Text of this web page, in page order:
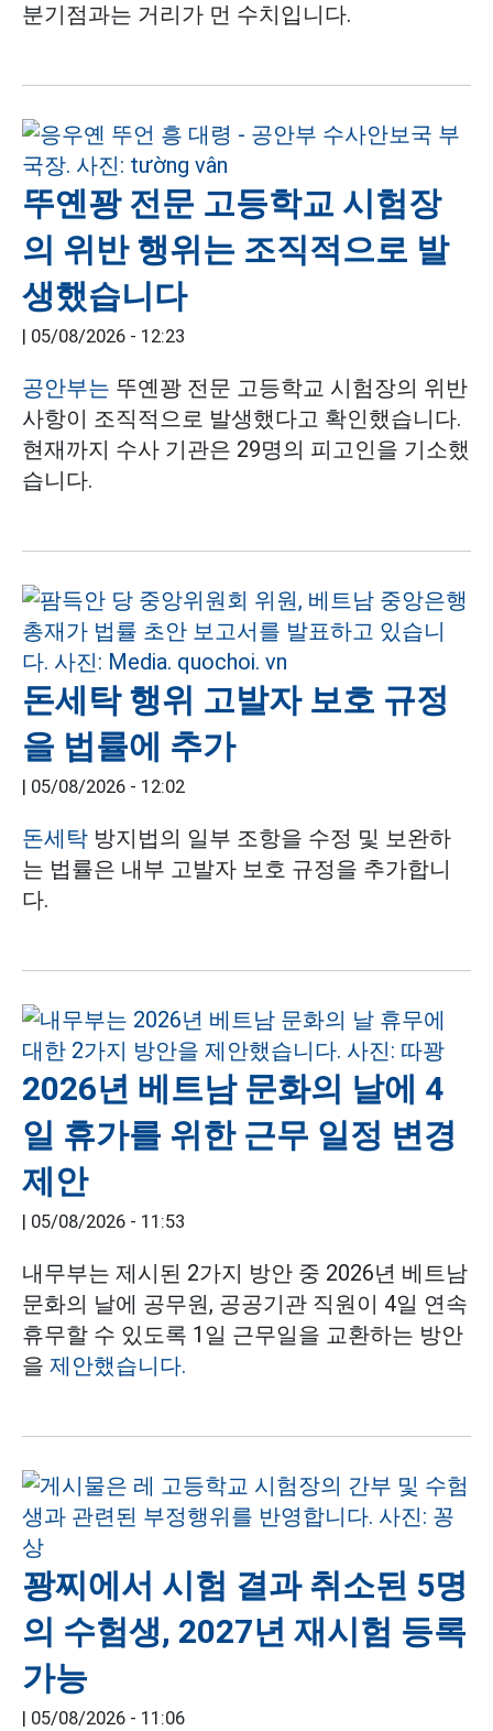
분기점과는 거리가 먼 수치입니다.
뚜옌꽝 전문 고등학교 시험장
의 위반 행위는 조직적으로 발
생했습니다
| 05/08/2026 - 12:23
공안부는 뚜옌꽝 전문 고등학교 시험장의 위반
사항이 조직적으로 발생했다고 확인했습니다.
현재까지 수사 기관은 29명의 피고인을 기소했
습니다.
돈세탁 행위 고발자 보호 규정
을 법률에 추가
| 05/08/2026 - 12:02
돈세탁 방지법의 일부 조항을 수정 및 보완하
는 법률은 내부 고발자 보호 규정을 추가합니
다.
2026년 베트남 문화의 날에 4
일 휴가를 위한 근무 일정 변경
제안
| 05/08/2026 - 11:53
내무부는 제시된 2가지 방안 중 2026년 베트남
문화의 날에 공무원, 공공기관 직원이 4일 연속
휴무할 수 있도록 1일 근무일을 교환하는 방안
을 제안했습니다.
꽝찌에서 시험 결과 취소된 5명
의 수험생, 2027년 재시험 등록
가능
| 05/08/2026 - 11:06